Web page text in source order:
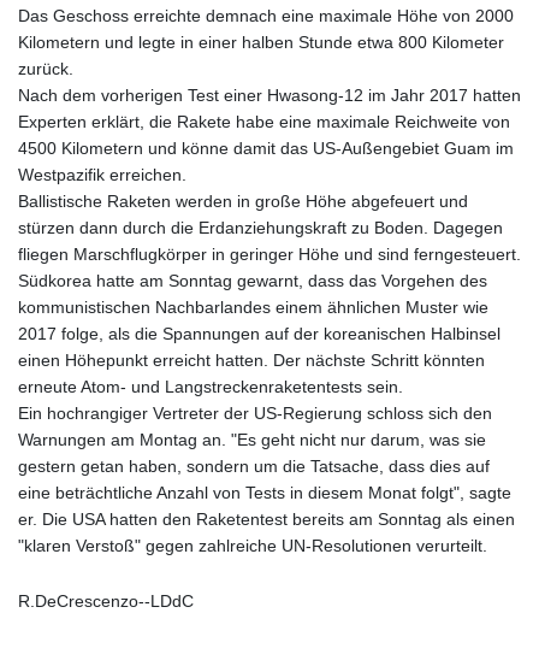
Das Geschoss erreichte demnach eine maximale Höhe von 2000
Kilometern und legte in einer halben Stunde etwa 800 Kilometer
zurück.
Nach dem vorherigen Test einer Hwasong-12 im Jahr 2017 hatten
Experten erklärt, die Rakete habe eine maximale Reichweite von
4500 Kilometern und könne damit das US-Außengebiet Guam im
Westpazifik erreichen.
Ballistische Raketen werden in große Höhe abgefeuert und
stürzen dann durch die Erdanziehungskraft zu Boden. Dagegen
fliegen Marschflugkörper in geringer Höhe und sind ferngesteuert.
Südkorea hatte am Sonntag gewarnt, dass das Vorgehen des
kommunistischen Nachbarlandes einem ähnlichen Muster wie
2017 folge, als die Spannungen auf der koreanischen Halbinsel
einen Höhepunkt erreicht hatten. Der nächste Schritt könnten
erneute Atom- und Langstreckenraketentests sein.
Ein hochrangiger Vertreter der US-Regierung schloss sich den
Warnungen am Montag an. "Es geht nicht nur darum, was sie
gestern getan haben, sondern um die Tatsache, dass dies auf
eine beträchtliche Anzahl von Tests in diesem Monat folgt", sagte
er. Die USA hatten den Raketentest bereits am Sonntag als einen
"klaren Verstoß" gegen zahlreiche UN-Resolutionen verurteilt.
R.DeCrescenzo--LDdC